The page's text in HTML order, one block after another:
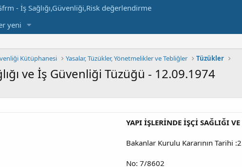
yeni
Kütüphanesi Yasalar, Tüzükler, Yönetmelikler ve Tebliğler Tüzükler
ve İş Güvenliği Tüzüğü - 12.09.1974
YAPI İŞLERİNDE İŞÇİ SAĞLIĞI
Bakanlar Kurulu Kararının Tarihi
No: 7/8602